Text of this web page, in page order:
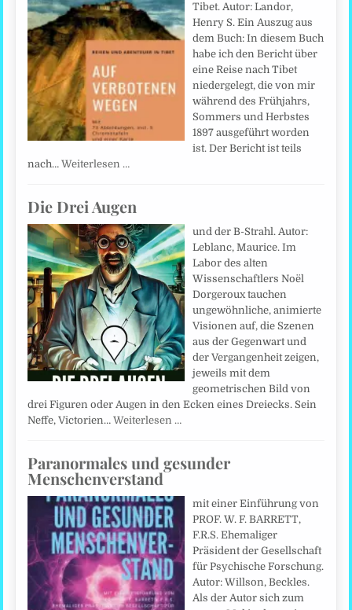
Tibet. Autor: Landor,
Henry S. Ein Auszug aus
dem Buch: In diesem Buch
habe ich den Bericht über
eine Reise nach Tibet
niedergelegt, die von mir
während des Frühjahrs,
Sommers und Herbstes
1897 ausgeführt worden
ist. Der Bericht ist teils
nach…Weiterlesen …
Die Drei Augen
und der B-Strahl. Autor:
Leblanc, Maurice. Im
Labor des alten
Wissenschaftlers Noël
Dorgeroux tauchen
ungewöhnliche, animierte
Visionen auf, die Szenen
aus der Gegenwart und
der Vergangenheit zeigen,
jeweils mit dem
geometrischen Bild von
drei Figuren oder Augen in den Ecken eines Dreiecks. Sein
Neffe, Victorien…Weiterlesen …
Paranormales und gesunder
Menschenverstand
mit einer Einführung von
PROF. W. F. BARRETT,
F.R.S. Ehemaliger
Präsident der Gesellschaft
für Psychische Forschung.
Autor: Willson, Beckles.
Als der Autor sich zum